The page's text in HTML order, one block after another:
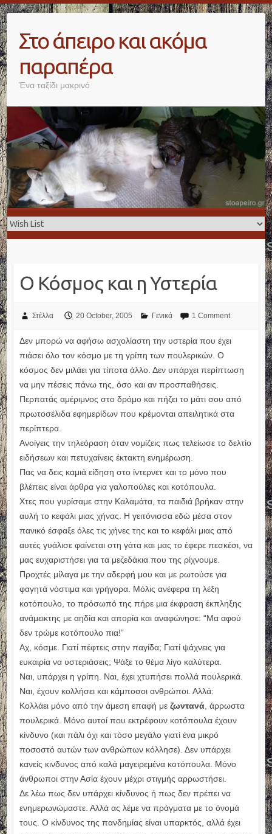
Skip
to
contentΣτο άπειρο και ακόμα
παραπέρα
Ένα ταξίδι μακρινό
Ο Κόσμος και η Υστερία
Στέλλα 20 October, 2005 Γενικά 1 Comment
Δεν μπορώ να αφήσω ασχολίαστη την υστερία που έχει
πιάσει όλο τον κόσμο με τη γρίπη των πουλερικών. Ο
κόσμος δεν μιλάει για τίποτα άλλο. Δεν υπάρχει περίπτωση
να μην πέσεις πάνω της, όσο και αν προσπαθήσεις.
Περπατάς αμέριμνος στο δρόμο και πήζει το μάτι σου από
πρωτοσέλιδα εφημερίδων που κρέμονται απειλητικά στα
περίπτερα.
Ανοίγεις την τηλεόραση όταν νομίζεις πως τελείωσε το δελτίο
ειδήσεων και πετυχαίνεις έκτακτη ενημέρωση.
Πας να δεις καμιά είδηση στο ίντερνετ και το μόνο που
βλέπεις είναι άρθρα για γαλοπούλες και κοτόπουλα.
Χτες που γυρίσαμε στην Καλαμάτα, τα παιδιά βρήκαν στην
αυλή το κεφάλι μιας χήνας. Η γειτόνισσα εδώ μέσα στον
πανικό έσφαξε όλες τις χήνες της και το κεφάλι μιας από
αυτές γυάλισε φαίνεται στη γάτα και μας το έφερε πεσκέσι, να
μας ευχαριστήσει για τα μεζεδάκια που της ρίχνουμε.
Προχτές μίλαγα με την αδερφή μου και με ρωτούσε για
φαγητά νόστιμα και γρήγορα. Μόλις ανέφερα τη λέξη
κοτόπουλο, το πρόσωπό της πήρε μια έκφραση έκπληξης
ανάμεικτης με αηδία και απορία και αναφώνησε: “Μα αφού
δεν τρώμε κοτόπουλο πια!”
Αχ, κόσμε. Γιατί πέφτεις στην παγίδα; Γιατί ψάχνεις για
ευκαιρία να υστεριάσεις; Ψάξε το θέμα λίγο καλύτερα.
Ναι, υπάρχει η γρίπη. Ναι, έχει χτυπήσει πολλά πουλερικά.
Ναι, έχουν κολλήσει και κάμποσοι ανθρώποι. Αλλά:
Κολλάει μόνο από την άμεση επαφή με ζωντανά, άρρωστα
πουλερικά. Μόνο αυτοί που εκτρέφουν κοτόπουλα έχουν
κίνδυνο (και πάλι όχι και τόσο μεγάλο γιατί ένα μικρό
ποσοστό αυτών των ανθρώπων κόλλησε). Δεν υπάρχει
κανείς κινδυνος από καλά μαγειρεμένα κοτόπουλα. Μόνο
άνθρωποι στην Ασία έχουν μέχρι στιγμής αρρωστήσει.
Δε λέω πως δεν υπάρχει κίνδυνος ή πως δεν πρέπει να
ενημερωνώμαστε. Αλλά ας λέμε να πράγματα με το όνομά
τους. Ο κίνδυνος της πανδημίας είναι υπαρκτός, αλλά έχει